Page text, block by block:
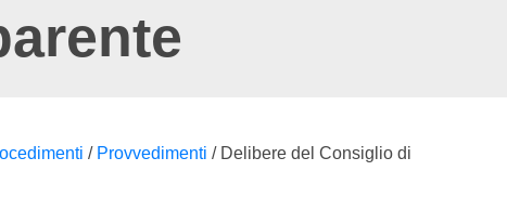
/ Provvedimenti / Delibere del Consiglio di